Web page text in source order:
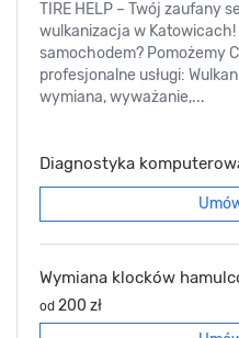
TIRE HELP – Twój zaufany
wulkanizacja w
samochodem? Pomożemy
profesjonalne usługi:
wymiana, wyważanie,...
Diagnostyka
Wymiana klocków
od 200 zł